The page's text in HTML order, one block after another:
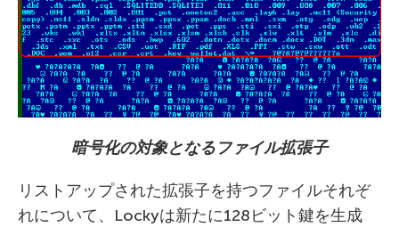
暗号化の対象となるファイル拡張子
リストアップされた拡張子を持つファイルそれぞ
れについて、Lockyは新たに128ビット鍵を生成